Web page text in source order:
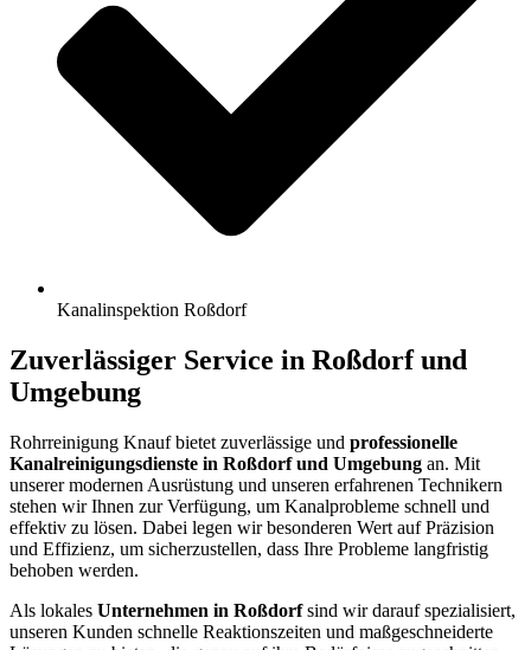
Kanalinspektion Roßdorf
Zuverlässiger Service in Roßdorf und
Umgebung
Rohrreinigung Knauf bietet zuverlässige und professionelle
Kanalreinigungsdienste in Roßdorf und Umgebung an. Mit
unserer modernen Ausrüstung und unseren erfahrenen Technikern
stehen wir Ihnen zur Verfügung, um Kanalprobleme schnell und
effektiv zu lösen. Dabei legen wir besonderen Wert auf Präzision
und Effizienz, um sicherzustellen, dass Ihre Probleme langfristig
behoben werden.
Als lokales Unternehmen in Roßdorfsind wir darauf spezialisiert,
unseren Kunden schnelle Reaktionszeiten und maßgeschneiderte